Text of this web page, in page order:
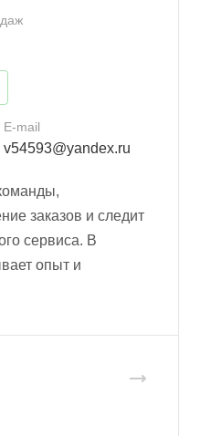
E-mail
v54593@yandex.ru
заказов и следит
сервиса. В
опыт и